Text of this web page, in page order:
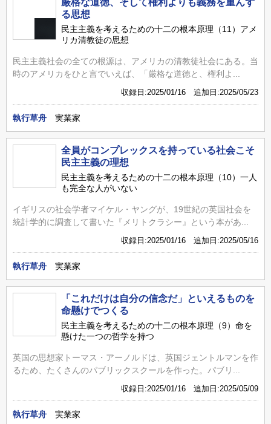
る思想
民主主義を考えるための十二の根本原理（11）アメ
リカ清教徒の思想
民主主義社会の全ての根源は、アメリカの清教徒社会にある。当
時のアメリカをひと言でいえば、「厳格な道徳と、権利よ...
収録日:2025/01/16 追加日:2025/05/23
執行草舟 実業家
全員がコンプレックスを持っている社会こそ
民主主義の理想
民主主義を考えるための十二の根本原理（10）一人
も完全な人がいない
イギリスの社会学者マイケル・ヤングが、19世紀の英国社会を
統計学的に調査して書いた『メリトクラシー』という本があ...
収録日:2025/01/16 追加日:2025/05/16
執行草舟 実業家
「これだけは自分の信念だ」といえるものを
命懸けでつくる
民主主義を考えるための十二の根本原理（9）命を
懸けた一つの哲学を持つ
英国の思想家トーマス・アーノルドは、英国ジェントルマンを作
るため、たくさんのパブリックスクールを作った。パブリ...
収録日:2025/01/16 追加日:2025/05/09
執行草舟 実業家